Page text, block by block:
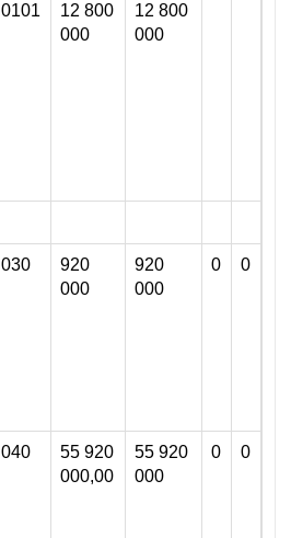
0101
12 800
000
12 800
000
030
920
000
920
000
0 0
040
55 920
000,00
55 920
000
0 0